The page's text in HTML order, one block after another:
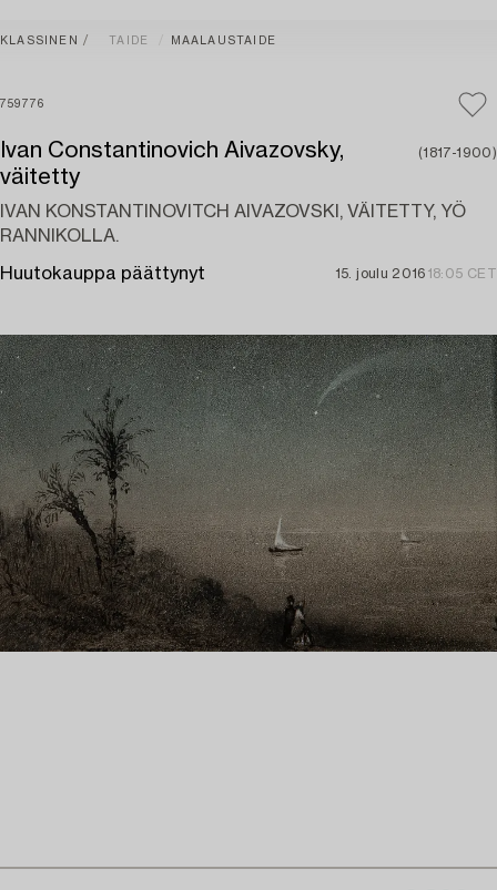
KLASSINEN TAIDE MAALAUSTAIDE
759776
Ivan Constantinovich Aivazovsky,
väitetty
(1817-1900)
IVAN KONSTANTINOVITCH AIVAZOVSKI, VÄITETTY, YÖ
RANNIKOLLA.
Huutokauppa päättynyt 15. joulu 2016 18:05 CET